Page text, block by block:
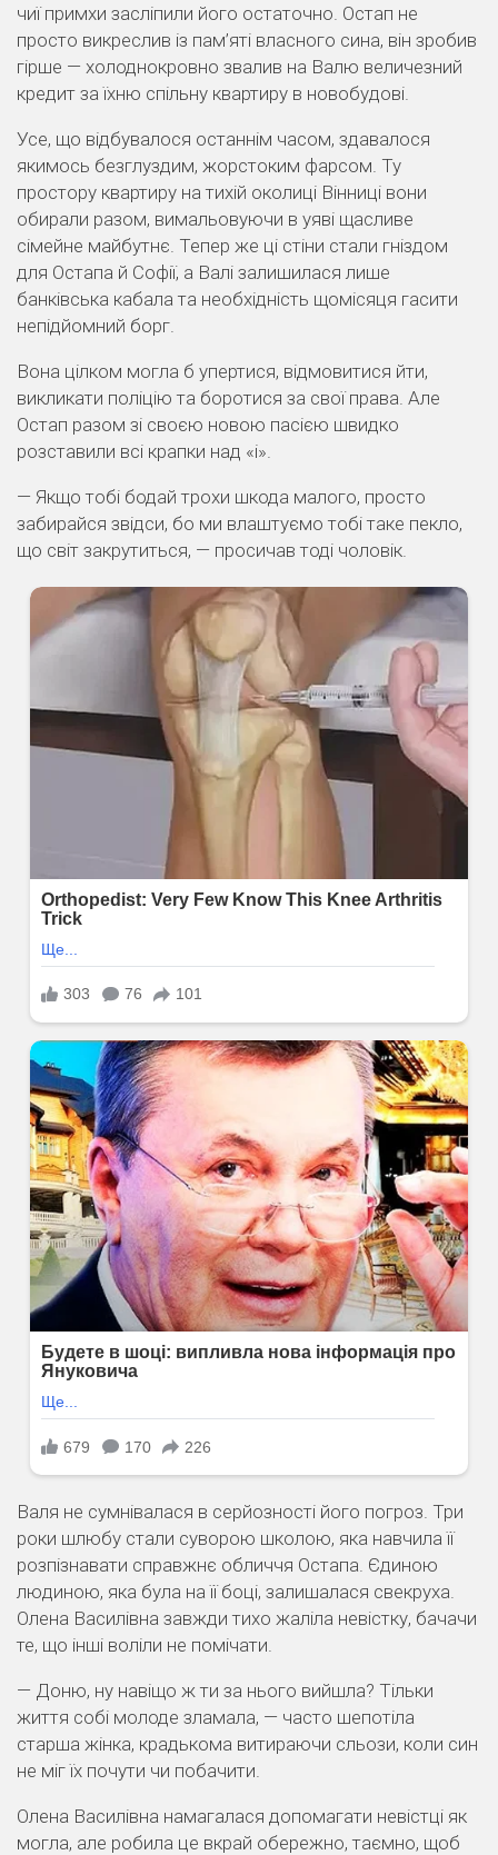
чиї примхи засліпили його остаточно. Остап не
просто викреслив із пам’яті власного сина, він зробив
гірше — холоднокровно звалив на Валю величезний
кредит за їхню спільну квартиру в новобудові.
Усе, що відбувалося останнім часом, здавалося
якимось безглуздим, жорстоким фарсом. Ту
простору квартиру на тихій околиці Вінниці вони
обирали разом, вимальовуючи в уяві щасливе
сімейне майбутнє. Тепер же ці стіни стали гніздом
для Остапа й Софії, а Валі залишилася лише
банківська кабала та необхідність щомісяця гасити
непідйомний борг.
Вона цілком могла б упертися, відмовитися йти,
викликати поліцію та боротися за свої права. Але
Остап разом зі своєю новою пасією швидко
розставили всі крапки над «і».
— Якщо тобі бодай трохи шкода малого, просто
забирайся звідси, бо ми влаштуємо тобі таке пекло,
що світ закрутиться, — просичав тоді чоловік.
Валя не сумнівалася в серйозності його погроз. Три
роки шлюбу стали суворою школою, яка навчила її
розпізнавати справжнє обличчя Остапа. Єдиною
людиною, яка була на її боці, залишалася свекруха.
Олена Василівна завжди тихо жаліла невістку, бачачи
те, що інші воліли не помічати.
— Доню, ну навіщо ж ти за нього вийшла? Тільки
життя собі молоде зламала, — часто шепотіла
старша жінка, крадькома витираючи сльози, коли син
не міг їх почути чи побачити.
Олена Василівна намагалася допомагати невістці як
могла, але робила це вкрай обережно, таємно, щоб